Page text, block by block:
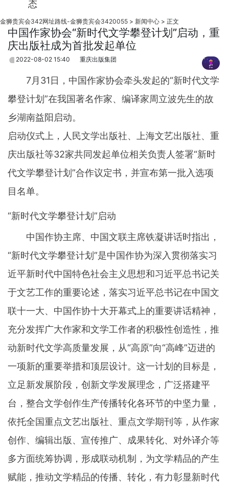
态
金狮贵宾会342网址路线-金狮贵宾会3420055 > 新闻中心 > 正文
中国作家协会“新时代文学攀登计划”启动，重
庆出版社成为首批发起单位
2022-08-02 15:40 重庆出版集团
7月31日，中国作家协会牵头发起的“新时代文学
攀登计划”在我国著名作家、编译家周立波先生的故
乡湖南益阳启动。
启动仪式上，人民文学出版社、上海文艺出版社、重
庆出版社等32家共同发起单位相关负责人签署“新时
代文学攀登计划”合作议定书，并宣布第一批入选项
目名单。
“新时代文学攀登计划”启动
中国作协主席、中国文联主席铁凝讲话时指出，
“新时代文学攀登计划”是中国作协为深入贯彻落实习
近平新时代中国特色社会主义思想和习近平总书记关
于文艺工作的重要论述，落实习近平总书记在中国文
联十一大、中国作协十大开幕式上的重要讲话精神，
充分发挥广大作家和文学工作者的积极性创造性，推
动新时代文学高质量发展，从“高原”向“高峰”迈进的
一项新的重要举措和顶层设计。这一计划的目标是，
立足新发展阶段，创新文学发展理念，广泛搭建平
台，整合文学创作生产传播转化各环节的中坚力量，
依托全国重点文艺出版社、重点文学期刊等，从作家
创作、编辑出版、宣传推广、成果转化、对外译介等
多方面统筹协调，形成联动机制，为文学精品的产生
赋能，推动文学精品的传播、转化，有力彰显新时代